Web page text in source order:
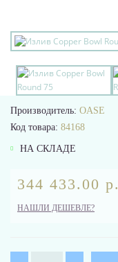
Производитель: OASE
Код товара: 84168
НА СКЛАДЕ
344 433.00 р.
НАШЛИ ДЕШЕВЛЕ?